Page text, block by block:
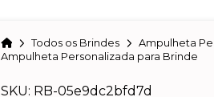
HomeTodos os Brindes
Ampulheta
Ampulheta Personalizada para Brinde
SKU: RB-05e9dc2bfd7d